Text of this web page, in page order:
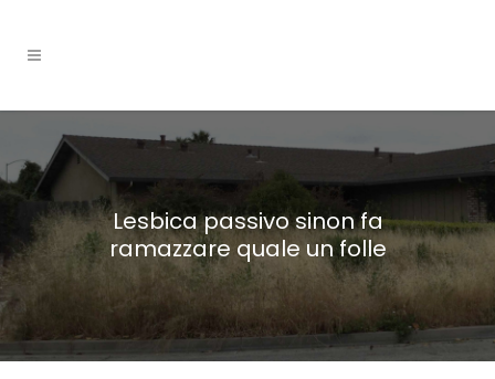
Lesbica passivo sinon fa
ramazzare quale un folle